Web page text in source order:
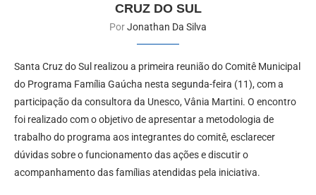
CRUZ DO SUL
PorJonathan Da Silva
Santa Cruz do Sul realizou a primeira reunião do Comitê Municipal
do Programa Família Gaúcha nesta segunda-feira (11), com a
participação da consultora da Unesco, Vânia Martini. O encontro
foi realizado com o objetivo de apresentar a metodologia de
trabalho do programa aos integrantes do comitê, esclarecer
dúvidas sobre o funcionamento das ações e discutir o
acompanhamento das famílias atendidas pela iniciativa.